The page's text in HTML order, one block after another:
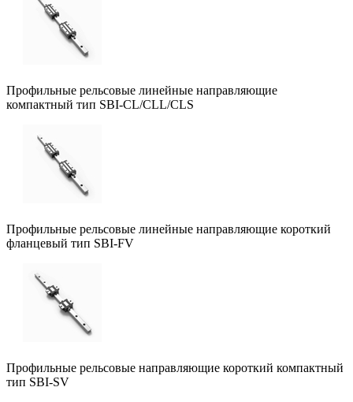
Профильные рельсовые линейные направляющие
компактный тип SBI-CL/CLL/CLS
Профильные рельсовые линейные направляющие короткий
фланцевый тип SBI-FV
Профильные рельсовые направляющие короткий компактный
тип SBI-SV